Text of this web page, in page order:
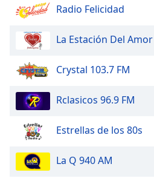
Text
Color
Text
Background
Opacity
Radio Felicidad
La Estación Del Amor
Crystal 103.7 FM
Rclasicos 96.9 FM
Estrellas de los 80s
La Q 940 AM